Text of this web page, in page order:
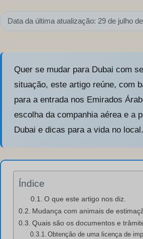
Data da última atualização: 29 de julho
Quer se mudar para Dubai com
situação, este artigo reúne, com
para a entrada nos Emirados
escolha da companhia aérea e a
Dubai e dicas para a vida no local.
Índice
O que este artigo nos diz.
Mudança com animais de
Quais são os documentos e
Obtenção de uma licença de